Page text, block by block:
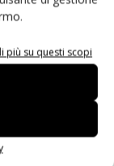
più su questi scopi